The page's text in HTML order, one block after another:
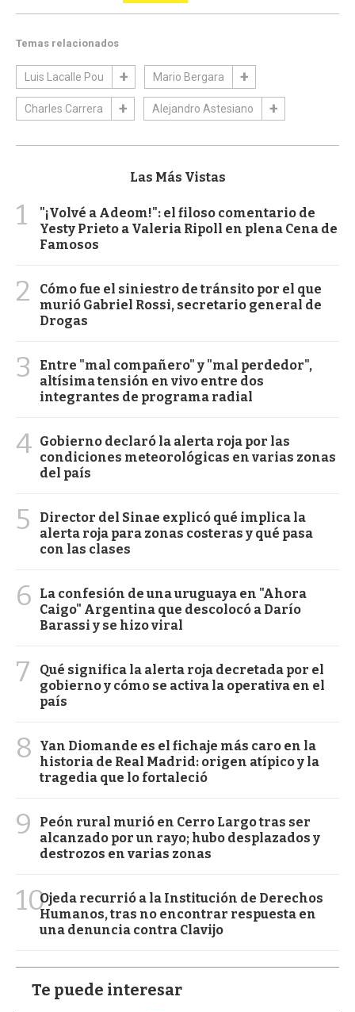
Temas relacionados
Luis Lacalle Pou Mario Bergara
Charles Carrera Alejandro Astesiano
Las Más Vistas
1
"¡Volvé a Adeom!": el filoso comentario de
Yesty Prieto a Valeria Ripoll en plena Cena de
Famosos
2
Cómo fue el siniestro de tránsito por el que
murió Gabriel Rossi, secretario general de
Drogas
3
Entre "mal compañero" y "mal perdedor",
altísima tensión en vivo entre dos
integrantes de programa radial
4 Gobierno declaró la alerta roja por las
condiciones meteorológicas en varias zonas
del país
5
Director del Sinae explicó qué implica la
alerta roja para zonas costeras y qué pasa
con las clases
6
La confesión de una uruguaya en "Ahora
Caigo" Argentina que descolocó a Darío
Barassi y se hizo viral
7
Qué significa la alerta roja decretada por el
gobierno y cómo se activa la operativa en el
país
8
Yan Diomande es el fichaje más caro en la
historia de Real Madrid: origen atípico y la
tragedia que lo fortaleció
9
Peón rural murió en Cerro Largo tras ser
alcanzado por un rayo; hubo desplazados y
destrozos en varias zonas
10Ojeda recurrió a la Institución de Derechos
Humanos, tras no encontrar respuesta en
una denuncia contra Clavijo
Te puede interesar